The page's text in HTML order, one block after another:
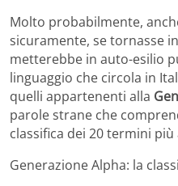
Molto probabilmente,
sicuramente, se tornasse
metterebbe in auto-esilio
linguaggio che circola in
quelli appartenenti alla
parole strane che
classifica dei 20 termini più
Generazione Alpha: la